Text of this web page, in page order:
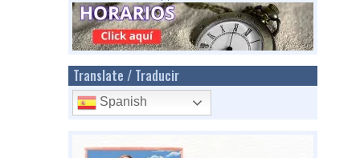
Translate / Traducir
Spanish